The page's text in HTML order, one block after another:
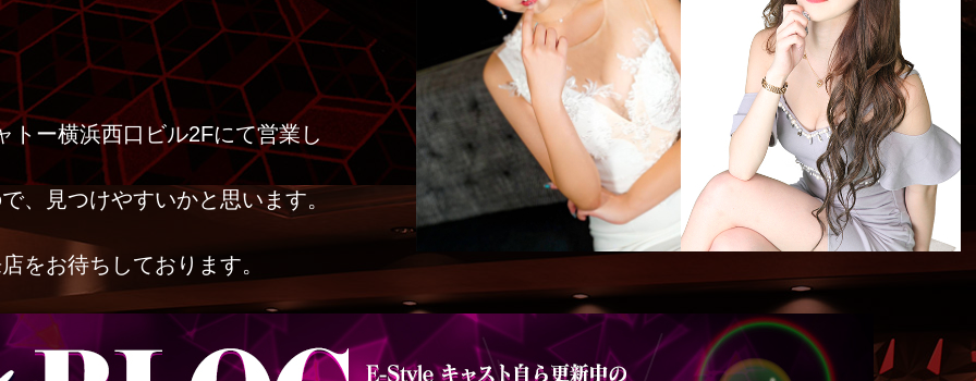
トー横浜西口ビル2Fにて営業し
、見つけやすいかと思います。
をお待ちしております。